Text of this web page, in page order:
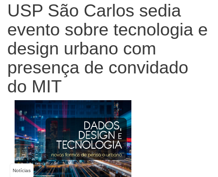
USP São Carlos sedia
evento sobre tecnologia e
design urbano com
presença de convidado
do MIT
Notícias